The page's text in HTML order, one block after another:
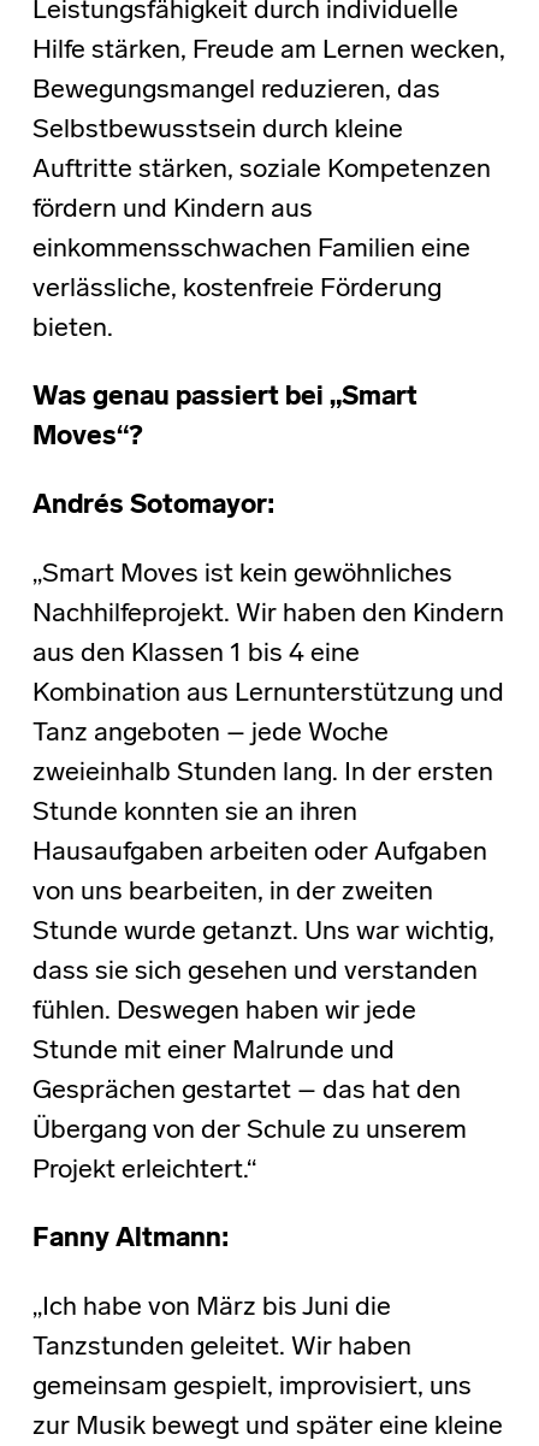
Leistungsfähigkeit durch individuelle
Hilfe stärken, Freude am Lernen wecken,
Bewegungsmangel reduzieren, das
Selbstbewusstsein durch kleine
Auftritte stärken, soziale Kompetenzen
fördern und Kindern aus
einkommensschwachen Familien eine
verlässliche, kostenfreie Förderung
bieten.
Was genau passiert bei „Smart
Moves“?
Andrés Sotomayor:
„Smart Moves ist kein gewöhnliches
Nachhilfeprojekt. Wir haben den Kindern
aus den Klassen 1 bis 4 eine
Kombination aus Lernunterstützung und
Tanz angeboten – jede Woche
zweieinhalb Stunden lang. In der ersten
Stunde konnten sie an ihren
Hausaufgaben arbeiten oder Aufgaben
von uns bearbeiten, in der zweiten
Stunde wurde getanzt. Uns war wichtig,
dass sie sich gesehen und verstanden
fühlen. Deswegen haben wir jede
Stunde mit einer Malrunde und
Gesprächen gestartet – das hat den
Übergang von der Schule zu unserem
Projekt erleichtert.“
Fanny Altmann:
„Ich habe von März bis Juni die
Tanzstunden geleitet. Wir haben
gemeinsam gespielt, improvisiert, uns
zur Musik bewegt und später eine kleine